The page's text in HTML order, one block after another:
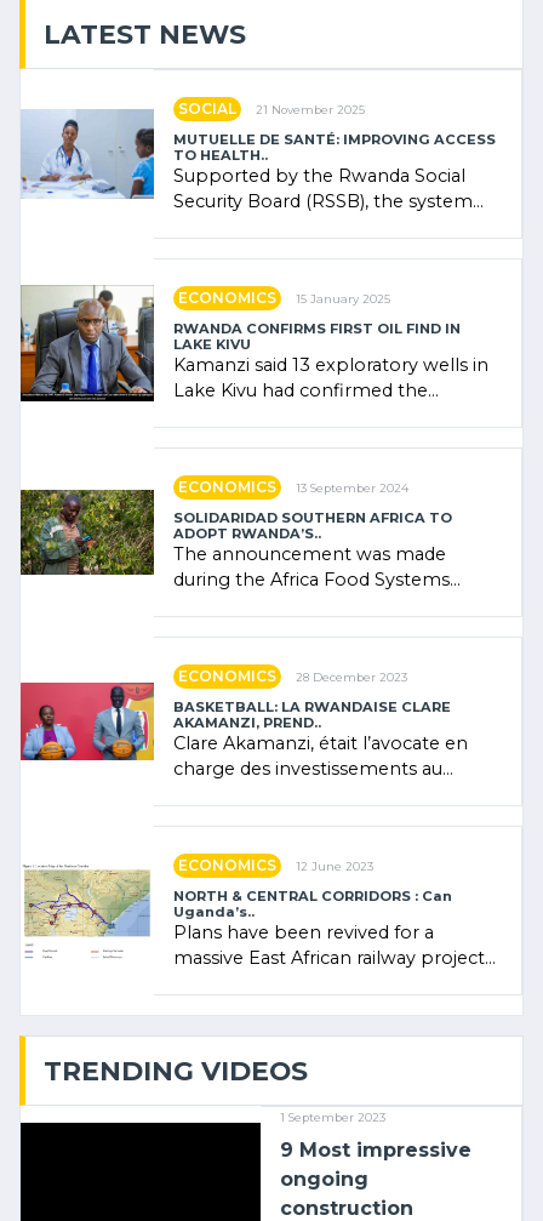
LATEST NEWS
SOCIAL 21 November 2025
MUTUELLE DE SANTÉ: IMPROVING ACCESS
TO HEALTH..
Supported by the Rwanda Social
Security Board (RSSB), the system
ECONOMICS 15 January 2025
RWANDA CONFIRMS FIRST OIL FIND IN
LAKE KIVU
Kamanzi said 13 exploratory wells in
Lake Kivu had confirmed the
ECONOMICS 13 September 2024
SOLIDARIDAD SOUTHERN AFRICA TO
ADOPT RWANDA’S..
The announcement was made
during the Africa Food Systems
ECONOMICS 28 December 2023
BASKETBALL: LA RWANDAISE CLARE
AKAMANZI, PREND..
Clare Akamanzi, était l’avocate en
charge des investissements au
ECONOMICS 12 June 2023
NORTH & CENTRAL CORRIDORS : Can
Uganda’s..
Plans have been revived for a
massive East African railway project
TRENDING VIDEOS
1 September 2023
9 Most impressive
ongoing
construction